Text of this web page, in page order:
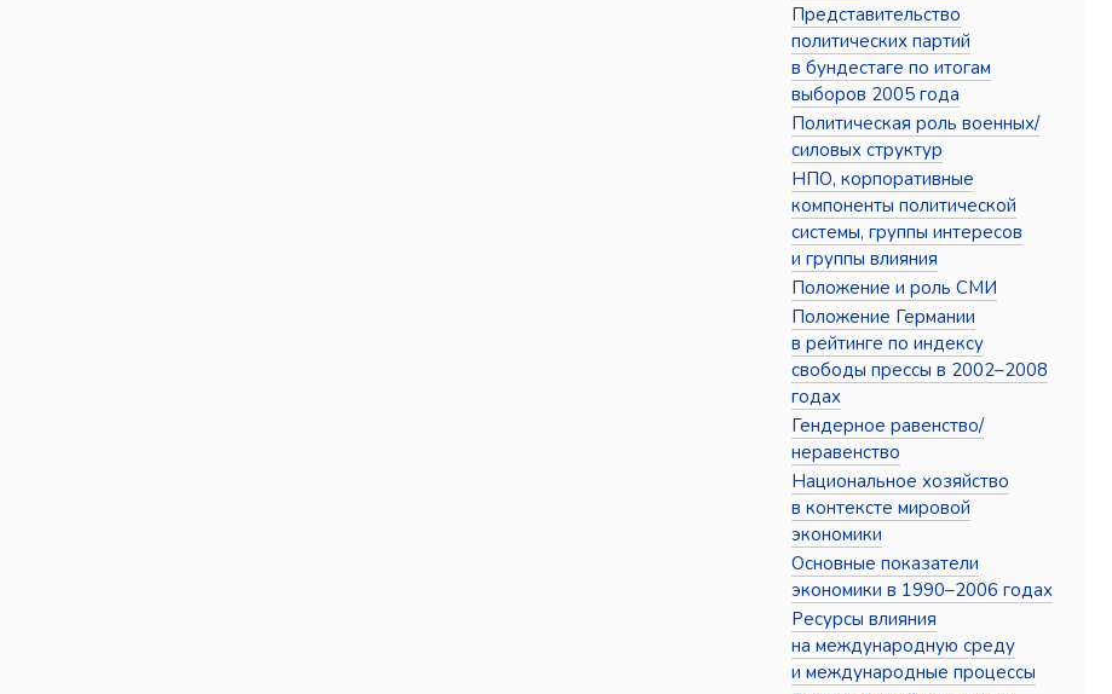
Представительство
политических партий
в бундестаге по итогам
выборов 2005 года
Политическая роль военных/
силовых структур
НПО, корпоративные
компоненты политической
системы, группы интересов
и группы влияния
Положение и роль СМИ
Положение Германии
в рейтинге по индексу
свободы прессы в 2002–2008
годах
Гендерное равенство/
неравенство
Национальное хозяйство
в контексте мировой
экономики
Основные показатели
экономики в 1990–2006 годах
Ресурсы влияния
на международную среду
и международные процессы